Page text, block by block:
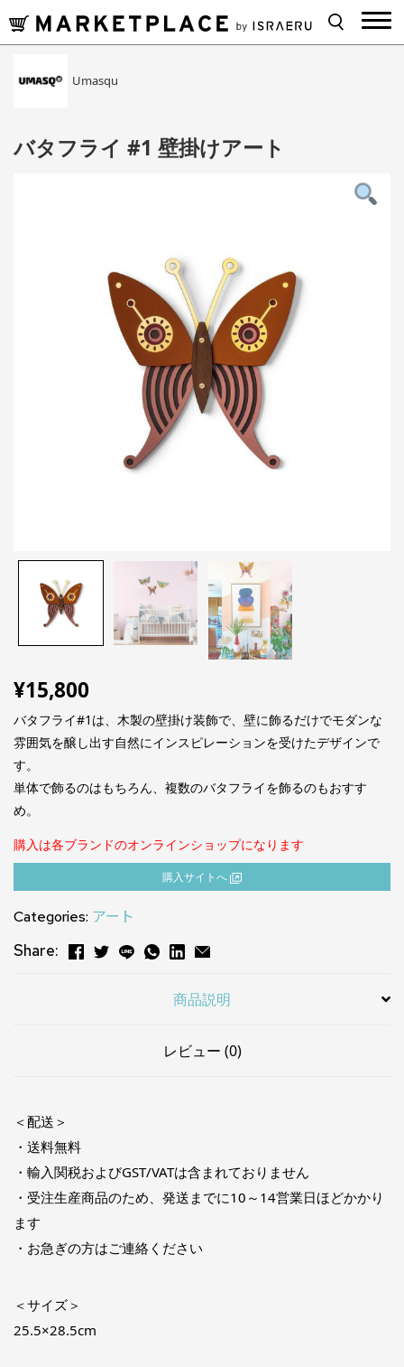
Umasqu
バタフライ #1 壁掛けアート
¥15,800
バタフライ#1は、木製の壁掛け装飾で、壁に飾るだけでモダンな
雰囲気を醸し出す自然にインスピレーションを受けたデザインで
す。
単体で飾るのはもちろん、複数のバタフライを飾るのもおすす
め。
購入は各ブランドのオンラインショップになります
購⼊サイトへ
Categories: アート
Share:
商品説明
レビュー (0)
＜配送＞
・送料無料
・輸入関税およびGST/VATは含まれておりません
・受注生産商品のため、発送までに10～14営業日ほどかかり
ます
・お急ぎの方はご連絡ください
＜サイズ＞
25.5×28.5cm